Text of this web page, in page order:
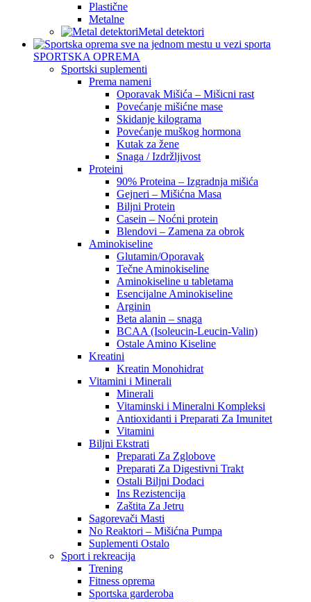
Plastične
Metalne
Metal detektori
SPORTSKA OPREMA
Sportski suplementi
Prema nameni
Oporavak Mišića – Mišicni rast
Povećanje mišićne mase
Skidanje kilograma
Povećanje muškog hormona
Kutak za žene
Snaga / Izdržljivost
Proteini
90% Proteina – Izgradnja mišića
Gejneri – Mišićna Masa
Biljni Protein
Casein – Noćni protein
Blendovi – Zamena za obrok
Aminokiseline
Glutamin/Oporavak
Tečne Aminokiseline
Aminokiseline u tabletama
Esencijalne Aminokiseline
Arginin
Beta alanin – snaga
BCAA (Isoleucin-Leucin-Valin)
Ostale Amino Kiseline
Kreatini
Kreatin Monohidrat
Vitamini i Minerali
Minerali
Vitaminski i Mineralni Kompleksi
Antioxidanti i Preparati Za Imunitet
Vitamini
Biljni Ekstrati
Preparati Za Zglobove
Preparati Za Digestivni Trakt
Ostali Biljni Dodaci
Ins Rezistencija
Zaštita Za Jetru
Sagorevači Masti
No Reaktori – Mišićna Pumpa
Suplementi Ostalo
Sport i rekreacija
Trening
Fitness oprema
Sportska garderoba